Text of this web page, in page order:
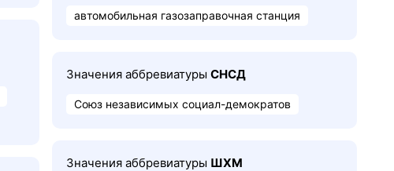
автомобильная газозаправочная станция
Значения аббревиатуры СНСД
Союз независимых социал-демократов
Значения аббревиатуры ШХМ